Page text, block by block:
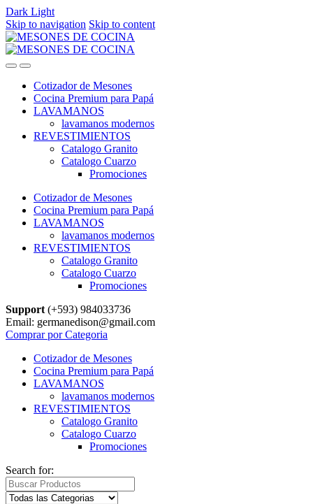
Dark Light
Skip to navigation Skip to content
Cotizador de Mesones
Cocina Premium para Papá
LAVAMANOS
lavamanos modernos
REVESTIMIENTOS
Catalogo Granito
Catalogo Cuarzo
Promociones
Cotizador de Mesones
Cocina Premium para Papá
LAVAMANOS
lavamanos modernos
REVESTIMIENTOS
Catalogo Granito
Catalogo Cuarzo
Promociones
Support (+593) 984033736
Email: germanedison@gmail.com
Comprar por Categoria
Cotizador de Mesones
Cocina Premium para Papá
LAVAMANOS
lavamanos modernos
REVESTIMIENTOS
Catalogo Granito
Catalogo Cuarzo
Promociones
Search for: